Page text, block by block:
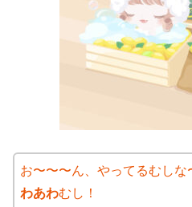
お〜〜〜ん、やってるむしな
わあわむし！